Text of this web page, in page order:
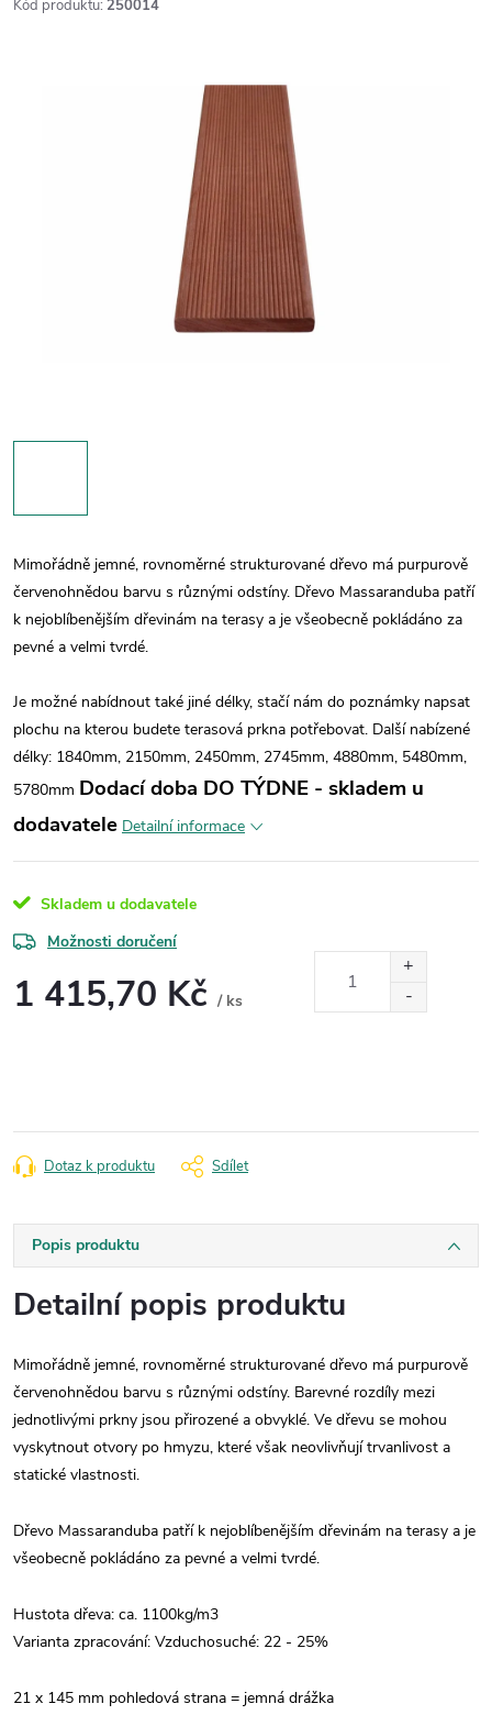
Kód produktu: 250014
Mimořádně jemné, rovnoměrné strukturované dřevo má purpurově
červenohnědou barvu s různými odstíny. Dřevo Massaranduba patří
k nejoblíbenějším dřevinám na terasy a je všeobecně pokládáno za
pevné a velmi tvrdé.
Je možné nabídnout také jiné délky, stačí nám do poznámky napsat
plochu na kterou budete terasová prkna potřebovat. Další nabízené
délky: 1840mm, 2150mm, 2450mm, 2745mm, 4880mm, 5480mm,
5780mm Dodací doba DO TÝDNE - skladem u
dodavatele Detailní informace
Skladem u dodavatele
Možnosti doručení
1 415,70 Kč / ks
Dotaz k produktu Sdílet
Popis produktu
Detailní popis produktu
Mimořádně jemné, rovnoměrné strukturované dřevo má purpurově
červenohnědou barvu s různými odstíny. Barevné rozdíly mezi
jednotlivými prkny jsou přirozené a obvyklé. Ve dřevu se mohou
vyskytnout otvory po hmyzu, které však neovlivňují trvanlivost a
statické vlastnosti.
Dřevo Massaranduba patří k nejoblíbenějším dřevinám na terasy a je
všeobecně pokládáno za pevné a velmi tvrdé.
Hustota dřeva: ca. 1100kg/m3
Varianta zpracování: Vzduchosuché: 22 - 25%
21 x 145 mm pohledová strana = jemná drážka